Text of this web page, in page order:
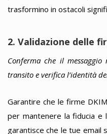
trasformino in ostacoli
2. Validazione delle
Conferma che il
transito e verifica l’identità
Garantire che le firme
per mantenere la fiducia e
garantisce che le tue email